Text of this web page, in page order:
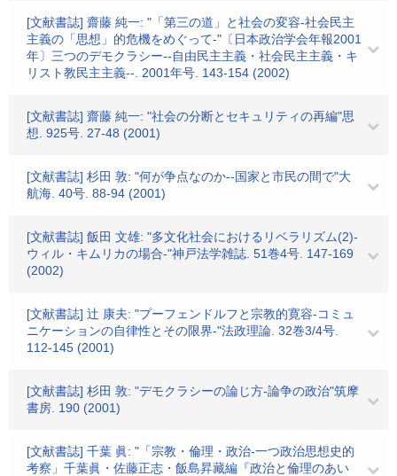
[文献書誌] 齋藤 純一: "「第三の道」と社会の変容-社会民主
主義の「思想」的危機をめぐって-"〔日本政治学会年報2001
年〕三つのデモクラシー--自由民主主義・社会民主主義・キ
リスト教民主主義--. 2001年号. 143-154 (2002)
[文献書誌] 齋藤 純一: "社会の分断とセキュリティの再編"思
想. 925号. 27-48 (2001)
[文献書誌] 杉田 敦: "何が争点なのか--国家と市民の間で"大
航海. 40号. 88-94 (2001)
[文献書誌] 飯田 文雄: "多文化社会におけるリベラリズム(2)-
ウィル・キムリカの場合-"神戸法学雑誌. 51巻4号. 147-169
(2002)
[文献書誌] 辻 康夫: "プーフェンドルフと宗教的寛容-コミュ
ニケーションの自律性とその限界-"法政理論. 32巻3/4号.
112-145 (2001)
[文献書誌] 杉田 敦: "デモクラシーの論じ方-論争の政治"筑摩
書房. 190 (2001)
[文献書誌] 千葉 眞: "「宗教・倫理・政治-一つ政治思想史的
考察」千葉眞・佐藤正志・飯島昇藏編『政治と倫理のあい